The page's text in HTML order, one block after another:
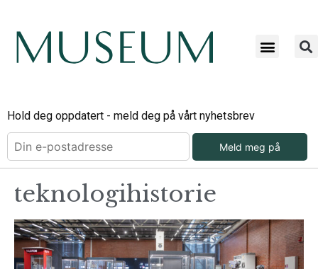
Hold deg oppdatert - meld deg på vårt nyhetsbrev
Meld meg på
teknologihistorie